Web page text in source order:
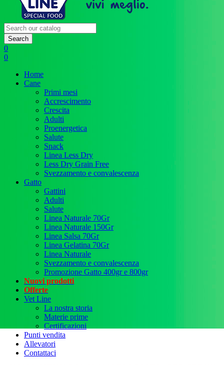
Search
0
0
Home
Cane
Primi mesi
Accrescimento
Crescita
Adulti
Proenergetica
Salute
Snack
Linea Less Dry
Less Dry Grain Free
Svezzamento e convalescenza
Gatto
Gattini
Adulti
Salute
Linea Naturale 70Gr
Linea Naturale 150Gr
Linea Salsa 70Gr
Linea Gelatina 70Gr
Linea Naturale
Svezzamento e convalescenza
Promozione Gatto 400gr e 800gr
Nuovi prodotti
Offerte
Vet Line
La nostra storia
Materie prime
Certificazioni
Punti vendita
Allevatori
Contattaci